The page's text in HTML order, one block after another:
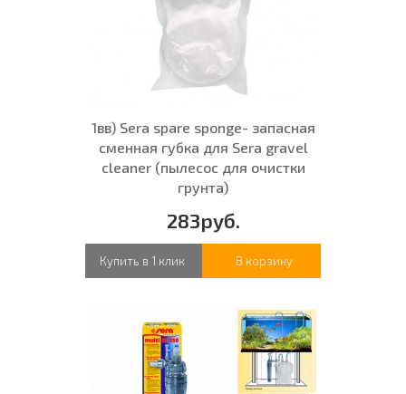
1вв) Sera spare sponge- запасная
сменная губка для Sera gravel
cleaner (пылесос для очистки
грунта)
283руб.
Купить в 1 клик В корзину